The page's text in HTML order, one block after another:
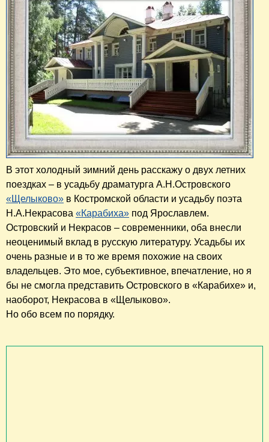
В этот холодный зимний день расскажу о двух летних
поездках – в усадьбу драматурга А.Н.Островского
«Щелыково» в Костромской области и усадьбу поэта
Н.А.Некрасова «Карабиха» под Ярославлем.
Островский и Некрасов – современники, оба внесли
неоценимый вклад в русскую литературу. Усадьбы их
очень разные и в то же время похожие на своих
владельцев. Это мое, субъективное, впечатление, но я
бы не смогла представить Островского в «Карабихе» и,
наоборот, Некрасова в «Щелыково».
Но обо всем по порядку.